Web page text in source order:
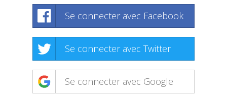
Se connecter avec Facebook
Se connecter avec Twitter
Se connecter avec Google